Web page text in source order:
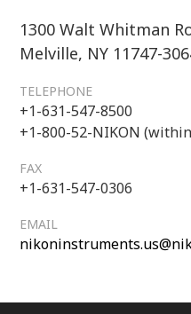
1300 Walt Whitman
Melville, NY 11747-
TELEPHONE
+1-631-547-8500
+1-800-52-NIKON
FAX
+1-631-547-0306
EMAIL